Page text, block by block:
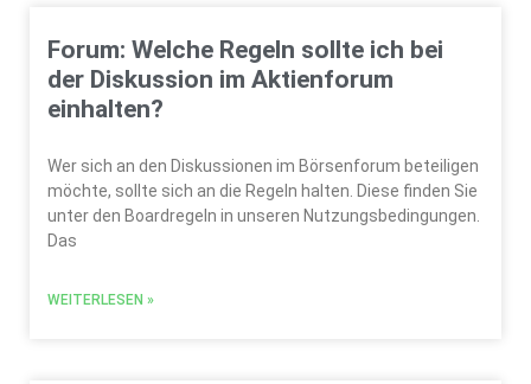
Forum: Welche Regeln sollte ich bei
der Diskussion im Aktienforum
einhalten?
Wer sich an den Diskussionen im Börsenforum beteiligen
möchte, sollte sich an die Regeln halten. Diese finden Sie
unter den Boardregeln in unseren Nutzungsbedingungen.
Das
WEITERLESEN »